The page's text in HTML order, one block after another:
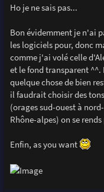
s
s
e
Ho je ne sais pas...
Bon évidemment je n'ai
les logiciels pour, donc
comme j'ai volé celle
et le fond transparent ^^.
quelque chose de bien
il faudrait choisir des
(orages sud-ouest à
Rhône-alpes) on se
Enfin, as you want